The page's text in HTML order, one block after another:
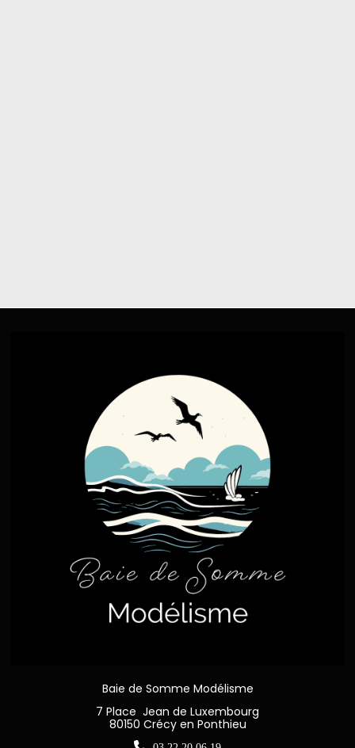
Baie de Somme Modélisme
7 Place Jean de Luxembourg
80150 Crécy en Ponthieu